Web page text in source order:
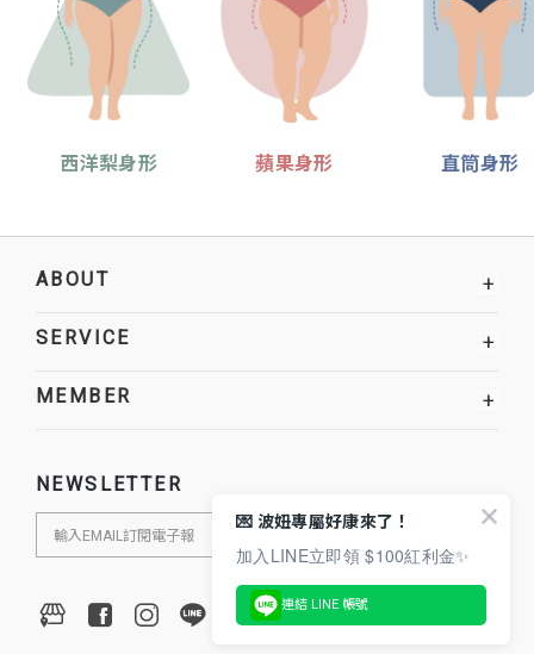
西洋梨身形 蘋果身形 直筒身形
ABOUT +
SERVICE +
MEMBER +
NEWSLETTER
💌 波妞專屬好康來了！
加入LINE立即領 $100紅利金✨
連結 LINE 帳號